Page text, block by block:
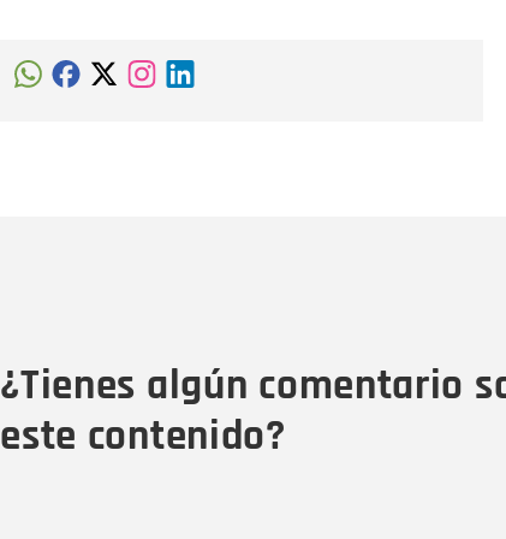
¿Tienes algún comentario
este contenido?